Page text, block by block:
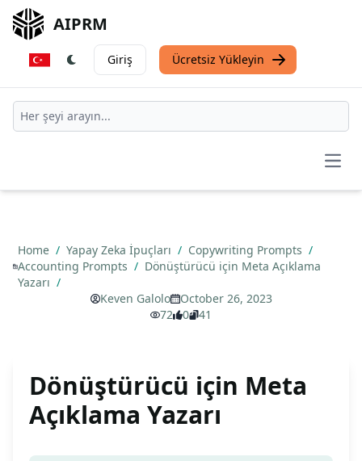
AIPRM
Giriş Ücretsiz Yükleyin
Home / Yapay Zeka İpuçları / Copywriting Prompts /
Accounting Prompts / Dönüştürücü için Meta Açıklama
Yazarı /
Keven Galolo
October 26, 2023
72
0 41
Dönüştürücü için Meta
Açıklama Yazarı